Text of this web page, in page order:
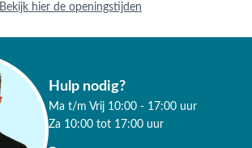
Bekijk hier de openingstijden
Hulp nodig?
Ma t/m Vrij 10:00 - 17:00 uur
Za 10:00 tot 17:00 uur